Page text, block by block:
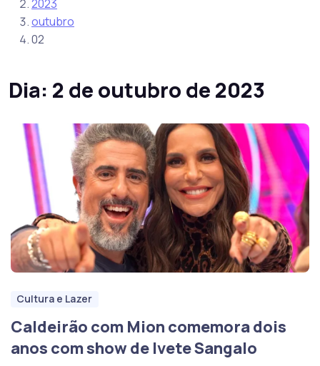
2023
outubro
02
Dia: 2 de outubro de 2023
Cultura e Lazer
Caldeirão com Mion comemora dois
anos com show de Ivete Sangalo